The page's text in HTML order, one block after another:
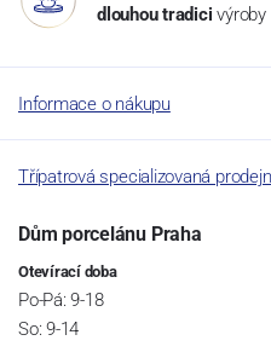
dlouhou tradici výroby
Informace o nákupu
Třípatrová specializovaná
Dům porcelánu Praha
Otevírací doba
Po-Pá: 9-18
So: 9-14